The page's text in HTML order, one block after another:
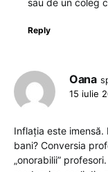
sau de un coleg
Reply
Oana
15 iulie
Inflația este
bani? Conversia
„onorabilii”